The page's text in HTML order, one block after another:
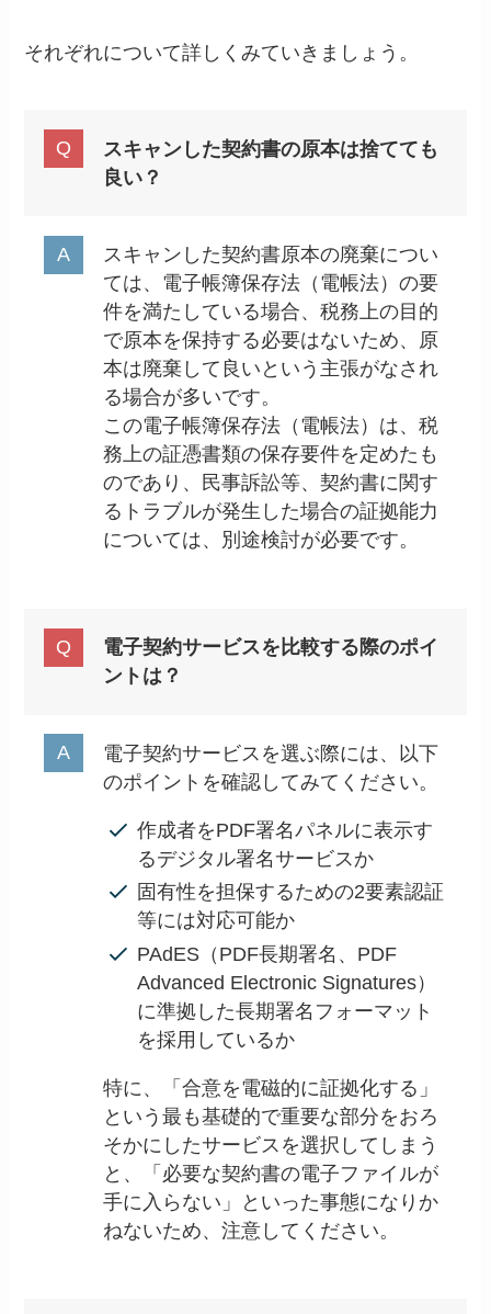
それぞれについて詳しくみていきましょう。
スキャンした契約書の原本は捨てても
良い？
スキャンした契約書原本の廃棄につい
ては、電子帳簿保存法（電帳法）の要
件を満たしている場合、税務上の目的
で原本を保持する必要はないため、原
本は廃棄して良いという主張がなされ
る場合が多いです。
この電子帳簿保存法（電帳法）は、税
務上の証憑書類の保存要件を定めたも
のであり、民事訴訟等、契約書に関す
るトラブルが発生した場合の証拠能力
については、別途検討が必要です。
電子契約サービスを比較する際のポイ
ントは？
電子契約サービスを選ぶ際には、以下
のポイントを確認してみてください。
作成者をPDF署名パネルに表示す
るデジタル署名サービスか
固有性を担保するための2要素認証
等には対応可能か
PAdES（PDF長期署名、PDF
Advanced Electronic Signatures）
に準拠した長期署名フォーマット
を採用しているか
特に、「合意を電磁的に証拠化する」
という最も基礎的で重要な部分をおろ
そかにしたサービスを選択してしまう
と、「必要な契約書の電子ファイルが
手に入らない」といった事態になりか
ねないため、注意してください。